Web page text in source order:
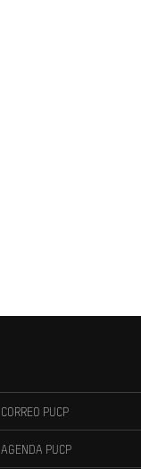
CORREO PUCP
AGENDA PUCP